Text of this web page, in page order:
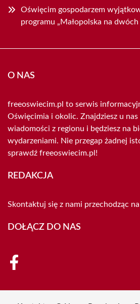
Oświęcim gospodarzem
programu „Małopolska na dwóch
O NAS
freeoswiecim.pl to serwis
Oświęcimia i okolic. Znajdziesz u nas
wiadomości z regionu i będziesz na
wydarzeniami. Nie przegap żadnej
sprawdź freeoswiecim.pl!
REDAKCJA
Skontaktuj się z nami przechodząc
DOŁĄCZ DO NAS